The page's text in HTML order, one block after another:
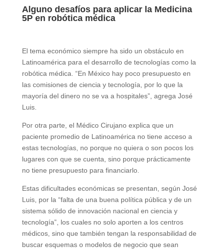
Alguno desafíos para aplicar la Medicina
5P en robótica médica
El tema económico siempre ha sido un obstáculo en
Latinoamérica para el desarrollo de tecnologías como la
robótica médica. “En México hay poco presupuesto en
las comisiones de ciencia y tecnología, por lo que la
mayoría del dinero no se va a hospitales”, agrega José
Luis.
Por otra parte, el Médico Cirujano explica que un
paciente promedio de Latinoamérica no tiene acceso a
estas tecnologías, no porque no quiera o son pocos los
lugares con que se cuenta, sino porque prácticamente
no tiene presupuesto para financiarlo.
Estas dificultades económicas se presentan, según José
Luis, por la “falta de una buena política pública y de un
sistema sólido de innovación nacional en ciencia y
tecnología”, los cuales no solo aporten a los centros
médicos, sino que también tengan la responsabilidad de
buscar esquemas o modelos de negocio que sean